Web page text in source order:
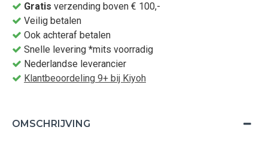
Gratis verzending boven € 100,-
Veilig betalen
Ook achteraf betalen
Snelle levering *mits voorradig
Nederlandse leverancier
Klantbeoordeling 9+ bij Kiyoh
OMSCHRIJVING